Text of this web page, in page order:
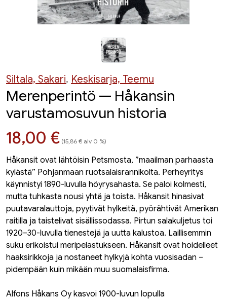
Siltala, Sakari, Keskisarja, Teemu
Merenperintö — Håkansin
varustamosuvun historia
Hinta nyt
18,00 € (15,86 € alv 0 %)
Håkansit ovat lähtöisin Petsmosta, ”maailman parhaasta
kylästä” Pohjanmaan ruotsalaisrannikolta. Perheyritys
käynnistyi 1890-luvulla höyrysahasta. Se paloi kolmesti,
mutta tuhkasta nousi yhtä ja toista. Håkansit hinasivat
puutavaralauttoja, pyytivät hylkeitä, pyörähtivät Amerikan
raitilla ja taistelivat sisällissodassa. Pirtun salakuljetus toi
1920–30-luvulla tienestejä ja uutta kalustoa. Laillisemmin
suku erikoistui meripelastukseen. Håkansit ovat hoidelleet
haaksirikkoja ja nostaneet hylkyjä kohta vuosisadan –
pidempään kuin mikään muu suomalaisfirma.
Alfons Håkans Oy kasvoi 1900-luvun lopulla